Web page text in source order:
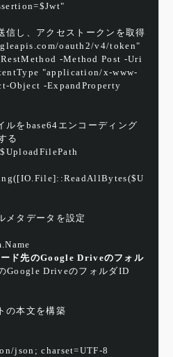
信し、アクセストークンを取得
oauth2/v4/token"
-Method Post -Uri
"application/x-www-
Object -ExpandProperty
ルをbase64エンコーディング
る
メタデータを設定
ド先のGoogle Driveのフォル
Google DriveのフォルダID
の本文を構築
json; charset=UTF-8